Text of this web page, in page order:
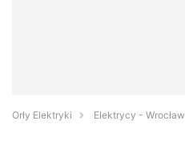
Orły Elektryki Elektrycy - Wrocław